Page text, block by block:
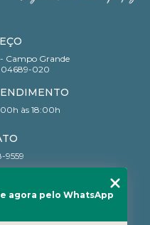
Campo Grande
04689-020
às 18:00h
9559
agora pelo WhatsApp